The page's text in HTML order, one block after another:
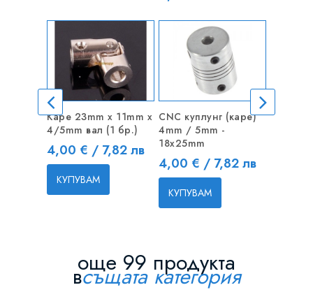
Каре 23mm x 11mm x
4/5mm вал (1 бр.)
Цена
4,00 € / 7,82 лв
КУПУВАМ
CNC куплунг (каре)
4mm / 5mm -
18x25mm
Цена
4,00 € / 7,82 лв
КУПУВАМ
13x6
още 99 продукта
всъщата категория